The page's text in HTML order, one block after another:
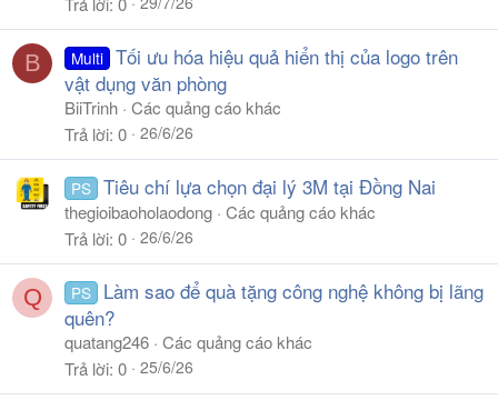
B Multi Tối ưu hóa hiệu quả hiển thị của logo trên
vật dụng văn phòng
BiiTrinh Các quảng cáo khác
Trả lời 0 26/6/26
PS Tiêu chí lựa chọn đại lý 3M tại Đồng Nai
thegioibaoholaodong Các quảng cáo khác
Trả lời 0 26/6/26
Q PS
Làm sao để quà tặng công nghệ không bị lãng
quên?
quatang246 Các quảng cáo khác
Trả lời 0 25/6/26